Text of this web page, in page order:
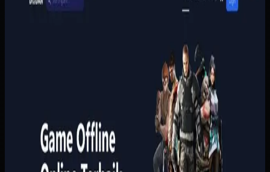
Digidaw Gameshop
Pembelian game masih bergantung pada proses manual
yang lambat, sementara pengguna butuh metode
pembayaran lokal dan konfirmasi yang cepat. Tanpa sistem
yang rapi, proses transaksi terasa merepotkan dan
kepercayaan pelanggan lebih sulit dibangun.
Yang kami bangun